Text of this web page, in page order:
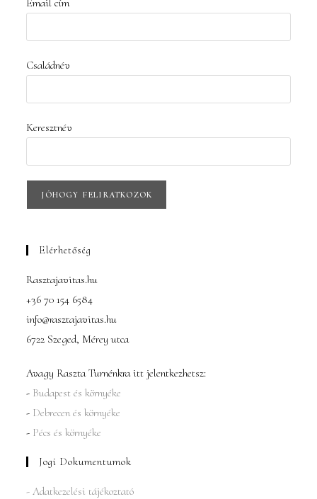
Családnév
Keresztnév
Elérhetőség
Rasztajavitas.hu
+36 70 154 6584
info@rasztajavitas.hu
6722 Szeged, Mérey utca
Avagy Raszta Turnénkra itt jelentkezhetsz:
- Budapest és környéke
- Debrecen és környéke
- Pécs és környéke
Jogi Dokumentumok
- Adatkezelési tájékoztató